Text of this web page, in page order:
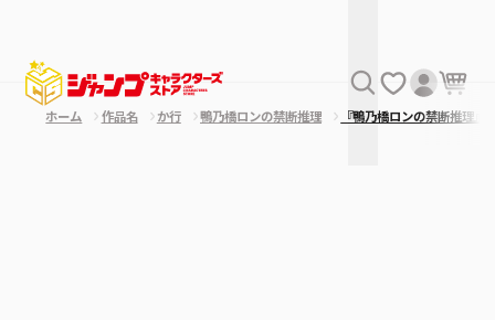
ホーム 作品名 か行 鴨乃橋ロンの禁断推理 『鴨乃橋ロンの禁断推理